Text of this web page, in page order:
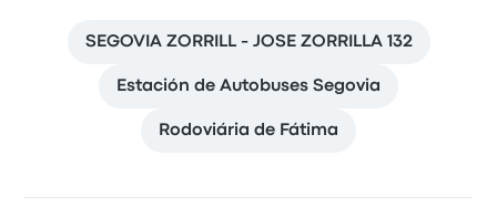
SEGOVIA ZORRILL - JOSE ZORRILLA 132
Estación de Autobuses Segovia
Rodoviária de Fátima